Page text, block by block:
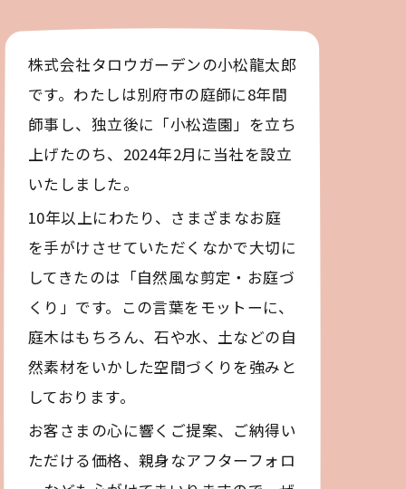
株式会社タロウガーデンの小松龍太郎
です。わたしは別府市の庭師に8年間
師事し、独立後に「小松造園」を立ち
上げたのち、2024年2月に当社を設立
いたしました。
10年以上にわたり、さまざまなお庭
を手がけさせていただくなかで大切に
してきたのは「自然風な剪定・お庭づ
くり」です。この言葉をモットーに、
庭木はもちろん、石や水、土などの自
然素材をいかした空間づくりを強みと
しております。
お客さまの心に響くご提案、ご納得い
ただける価格、親身なアフターフォロ